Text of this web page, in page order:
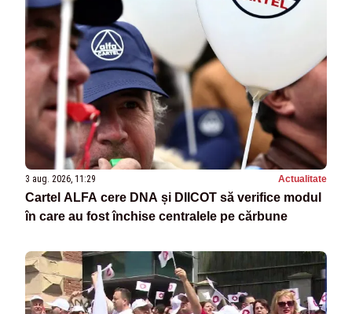
3 aug. 2026, 11:29 Actualitate
Cartel ALFA cere DNA și DIICOT să verifice modul
în care au fost închise centralele pe cărbune